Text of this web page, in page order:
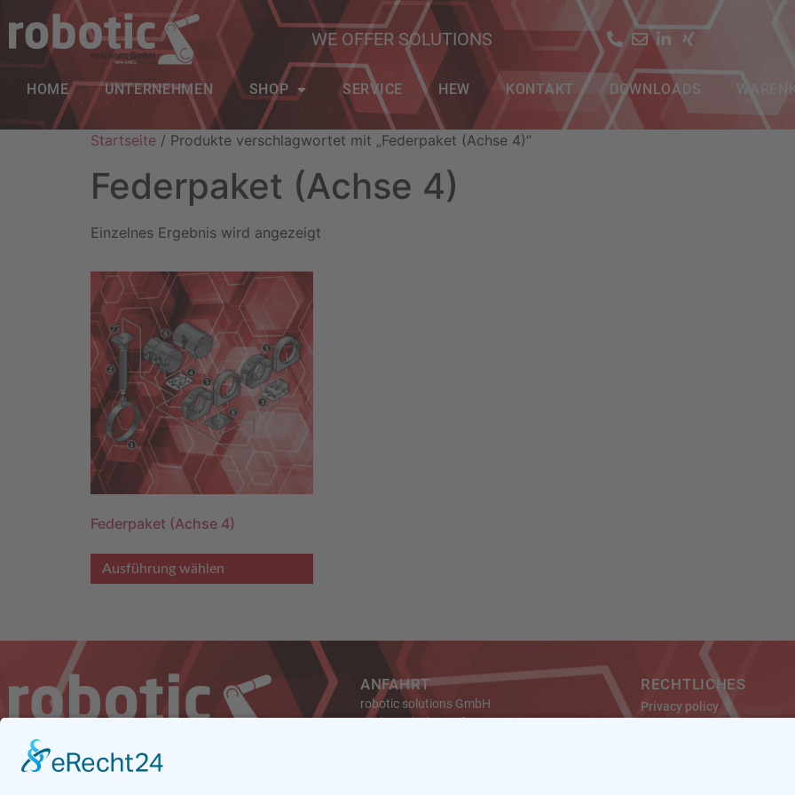
WE OFFER SOLUTIONS
HOME UNTERNEHMEN SHOP SERVICE HEW KONTAKT DOWNLOADS
Startseite / Produkte verschlagwortet mit „Federpaket (Achse 4)“
Federpaket (Achse 4)
Einzelnes Ergebnis wird angezeigt
Federpaket (Achse 4)
Ausführung wählen
ANFAHRT
robotic solutions GmbH
Carl-Friedrich-Gauß-Str. 7
RECHTLICHES
Privacy policy